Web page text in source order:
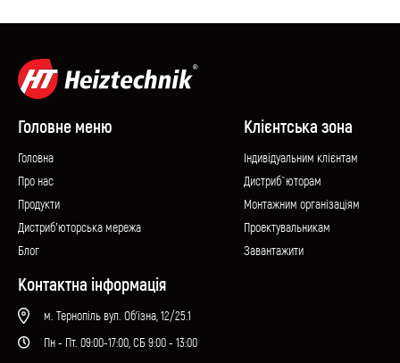
Головне меню
Головна
Про нас
Продукти
Дистриб’юторська мережа
Блог
Клієнтська зона
Iндивідуальним клієнтам
Дистриб`юторам
Монтажним організаціям
Проектувальникам
Завантажити
Контактна інформація
м. Тернопіль вул. Об'їзна, 12/25.1
Пн - Пт. 09:00-17:00, СБ 9:00 - 13:00